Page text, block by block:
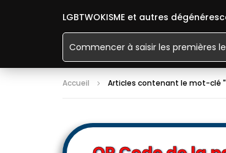
LGBTWOKISME et autres
Accueil Articles contenant le mot-clé